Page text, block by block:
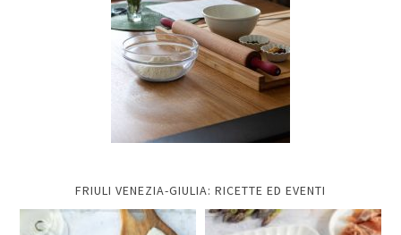
FRIULI VENEZIA-GIULIA: RICETTE ED EVENTI